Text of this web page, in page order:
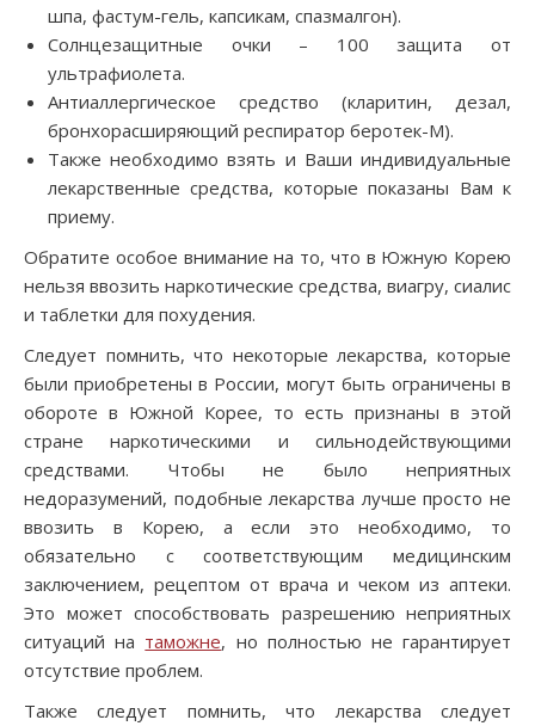
шпа, фастум-гель, капсикам, спазмалгон).
Солнцезащитные очки – 100 защита от
ультрафиолета.
Антиаллергическое средство (кларитин, дезал,
бронхорасширяющий респиратор беротек-М).
Также необходимо взять и Ваши индивидуальные
лекарственные средства, которые показаны Вам к
приему.
Обратите особое внимание на то, что в Южную Корею
нельзя ввозить наркотические средства, виагру, сиалис
и таблетки для похудения.
Следует помнить, что некоторые лекарства, которые
были приобретены в России, могут быть ограничены в
обороте в Южной Корее, то есть признаны в этой
стране наркотическими и сильнодействующими
средствами. Чтобы не было неприятных
недоразумений, подобные лекарства лучше просто не
ввозить в Корею, а если это необходимо, то
обязательно с соответствующим медицинским
заключением, рецептом от врача и чеком из аптеки.
Это может способствовать разрешению неприятных
ситуаций на таможне, но полностью не гарантирует
отсутствие проблем.
Также следует помнить, что лекарства следует